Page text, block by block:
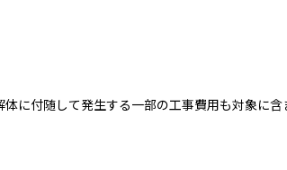
に付随して発生する一部の工事費用も対象に